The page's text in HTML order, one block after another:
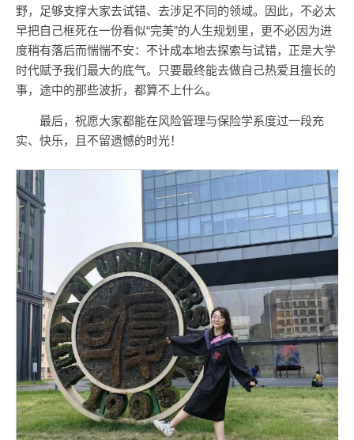
野，足够支撑大家去试错、去涉足不同的领域。因此，不必太
早把自己框死在一份看似“完美”的人生规划里，更不必因为进
度稍有落后而惴惴不安：不计成本地去探索与试错，正是大学
时代赋予我们最大的底气。只要最终能去做自己热爱且擅长的
事，途中的那些波折，都算不上什么。
最后，祝愿大家都能在风险管理与保险学系度过一段充
实、快乐，且不留遗憾的时光！